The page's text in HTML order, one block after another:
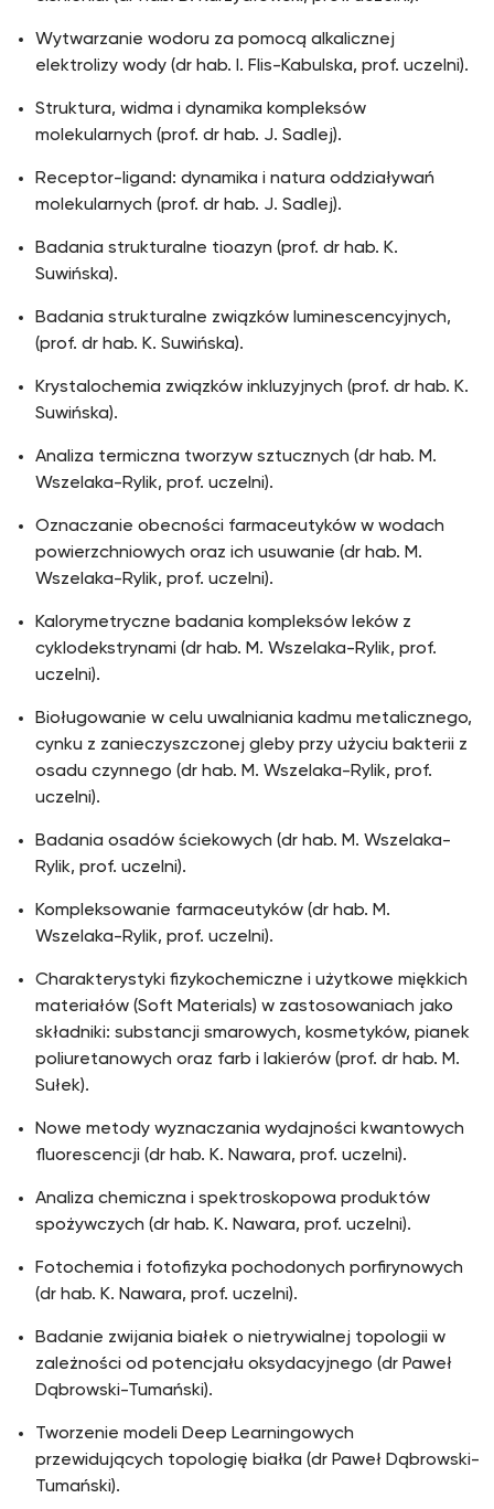
Wytwarzanie wodoru za pomocą alkalicznej
elektrolizy wody (dr hab. I. Flis-Kabulska, prof. uczelni).
Struktura, widma i dynamika kompleksów
molekularnych (prof. dr hab. J. Sadlej).
Receptor-ligand: dynamika i natura oddziaływań
molekularnych (prof. dr hab. J. Sadlej).
Badania strukturalne tioazyn (prof. dr hab. K.
Suwińska).
Badania strukturalne związków luminescencyjnych,
(prof. dr hab. K. Suwińska).
Krystalochemia związków inkluzyjnych (prof. dr hab. K.
Suwińska).
Analiza termiczna tworzyw sztucznych (dr hab. M.
Wszelaka-Rylik, prof. uczelni).
Oznaczanie obecności farmaceutyków w wodach
powierzchniowych oraz ich usuwanie (dr hab. M.
Wszelaka-Rylik, prof. uczelni).
Kalorymetryczne badania kompleksów leków z
cyklodekstrynami (dr hab. M. Wszelaka-Rylik, prof.
uczelni).
Bioługowanie w celu uwalniania kadmu metalicznego,
cynku z zanieczyszczonej gleby przy użyciu bakterii z
osadu czynnego (dr hab. M. Wszelaka-Rylik, prof.
uczelni).
Badania osadów ściekowych (dr hab. M. Wszelaka-
Rylik, prof. uczelni).
Kompleksowanie farmaceutyków (dr hab. M.
Wszelaka-Rylik, prof. uczelni).
Charakterystyki fizykochemiczne i użytkowe miękkich
materiałów (Soft Materials) w zastosowaniach jako
składniki: substancji smarowych, kosmetyków, pianek
poliuretanowych oraz farb i lakierów (prof. dr hab. M.
Sułek).
Nowe metody wyznaczania wydajności kwantowych
fluorescencji (dr hab. K. Nawara, prof. uczelni).
Analiza chemiczna i spektroskopowa produktów
spożywczych (dr hab. K. Nawara, prof. uczelni).
Fotochemia i fotofizyka pochodonych porfirynowych
(dr hab. K. Nawara, prof. uczelni).
Badanie zwijania białek o nietrywialnej topologii w
zależności od potencjału oksydacyjnego (dr Paweł
Dąbrowski-Tumański).
Tworzenie modeli Deep Learningowych
przewidujących topologię białka (dr Paweł Dąbrowski-
Tumański).